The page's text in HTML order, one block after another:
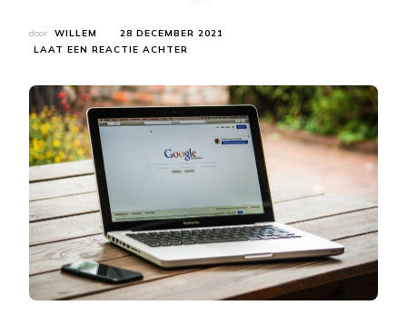
door WILLEM
28 DECEMBER 2021
LAAT EEN REACTIE ACHTER
MEER
RENDEMENT
KRIJGEN